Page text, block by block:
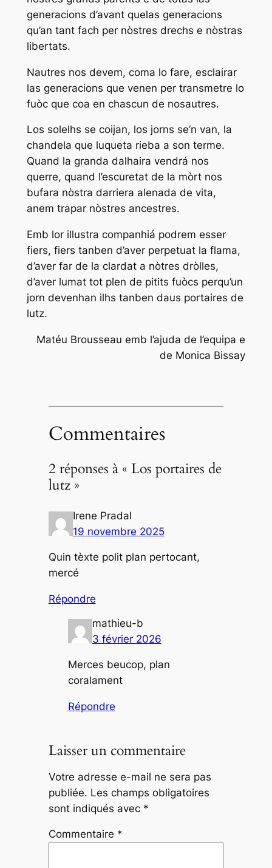
generacions d’avant quelas generacions
qu’an tant fach per nòstres drechs e nòstras
libertats.
Nautres nos devem, coma lo fare, esclairar
las generacions que venen per transmetre lo
fuòc que coa en chascun de nosautres.
Los solelhs se coijan, los jorns se’n van, la
chandela que luqueta rieba a son terme.
Quand la granda dalhaira vendrá nos
querre, quand l’escuretat de la mòrt nos
bufara nòstra darriera alenada de vita,
anem trapar nòstres ancestres.
Emb lor illustra companhiá podrem esser
fiers, fiers tanben d’aver perpetuat la flama,
d’aver far de la clardat a nòtres dròlles,
d’aver lumat tot plen de pitits fuòcs perqu’un
jorn devenhan ilhs tanben daus portaires de
lutz.
Matéu Brousseau emb l’ajuda de l’equipa e
de Monica Bissay
Commentaires
2 réponses à « Los portaires de
lutz »
Irene Pradal
19 novembre 2025
Quin tèxte polit plan pertocant,
mercé
Répondre
mathieu-b
3 février 2026
Merces beucop, plan
coralament
Répondre
Laisser un commentaire
Votre adresse e-mail ne sera pas
publiée. Les champs obligatoires
sont indiqués avec *
Commentaire *